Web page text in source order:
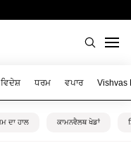
ਵਿਦੇਸ਼ ਧਰਮ ਵਪਾਰ Vishvas
ਦਾ ਹਾਲ ਕਾਮਨਵੈਲਥ ਖੇਡਾਂ